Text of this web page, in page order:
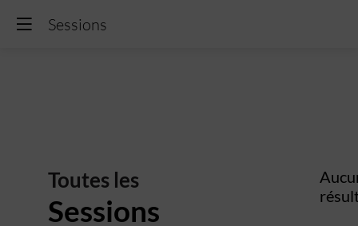
Sessions
Toutes les
Sessions